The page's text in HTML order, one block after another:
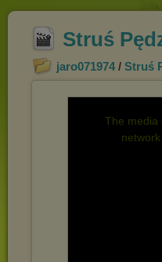
Struś
jaro071974/ Struś
The media